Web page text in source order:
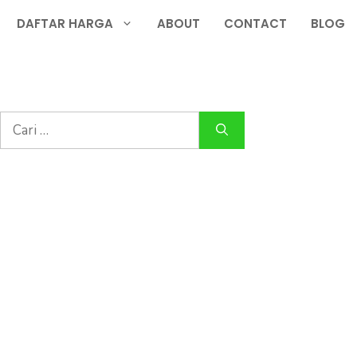
DAFTAR HARGA ABOUT CONTACT BLOG
Cari
untuk: